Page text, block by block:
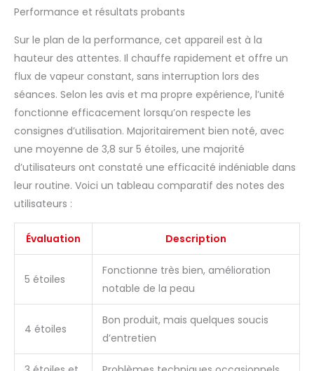
vapeur pour le visage】
d'eau, vous pouvez
directement ajouter de
l'eau sans retirer la
tasse d'eau, peut
utiliser tout type d'eau.
Le défroisseur facial
convertit l'eau en
particules en forme de
brouillard du nano, ce
qui est très approprié
pour l'hydratation et les
mieux nettoyer les
pores de la peau,
laisser la peau humide
et lisse. Sûr et fiable : ce
défroisseur facial
professionnel pour
d'une fonction d'arrêt
automatique qui arrête
la machine lorsqu'elle
Performance et résultats probants
Sur le plan de la performance, cet appareil est à la
hauteur des attentes. Il chauffe rapidement et offre un
flux de vapeur constant, sans interruption lors des
séances. Selon les avis et ma propre expérience, l’unité
fonctionne efficacement lorsqu’on respecte les
consignes d’utilisation. Majoritairement bien noté, avec
une moyenne de 3,8 sur 5 étoiles, une majorité
d’utilisateurs ont constaté une efficacité indéniable dans
leur routine. Voici un tableau comparatif des notes des
utilisateurs :
Évaluation Description
5 étoiles
Fonctionne très bien, amélioration
notable de la peau
4 étoiles
Bon produit, mais quelques soucis
d’entretien